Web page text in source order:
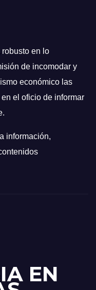
en lo
de incomodar y
económico las
el oficio de informar
información,
EN